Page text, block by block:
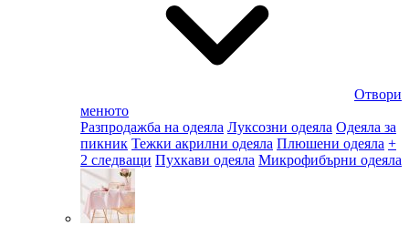
Отвори
менюто
Разпродажба на одеяла Луксозни одеяла Одеяла за
пикник Тежки акрилни одеяла Плюшени одеяла +
2 следващи Пухкави одеяла Микрофибърни одеяла